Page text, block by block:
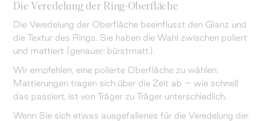
Die Veredelung der Ring-Oberfläche
Die Veredelung der Oberfläche beeinflusst den Glanz und
die Textur des Rings. Sie haben die Wahl zwischen poliert
und mattiert (genauer: bürstmatt).
Wir empfehlen, eine polierte Oberfläche zu wählen.
Mattierungen tragen sich über die Zeit ab – wie schnell
das passiert, ist von Träger zu Träger unterschiedlich.
Wenn Sie sich etwas ausgefallenes für die Veredelung der